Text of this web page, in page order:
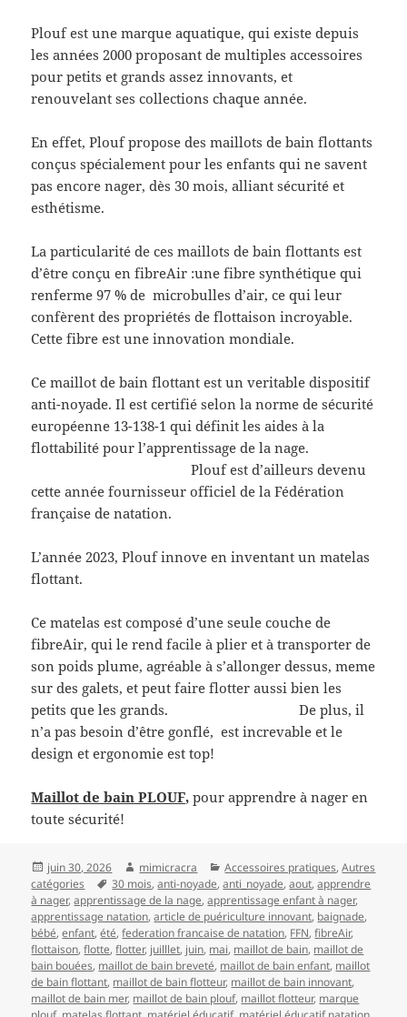
Plouf est une marque aquatique, qui existe depuis
les années 2000 proposant de multiples accessoires
pour petits et grands assez innovants, et
renouvelant ses collections chaque année.
En effet, Plouf propose des maillots de bain flottants
conçus spécialement pour les enfants qui ne savent
pas encore nager, dès 30 mois, alliant sécurité et
esthétisme.
La particularité de ces maillots de bain flottants est
d’être conçu en fibreAir :une fibre synthétique qui
renferme 97 % de microbulles d’air, ce qui leur
confèrent des propriétés de flottaison incroyable.
Cette fibre est une innovation mondiale.
Ce maillot de bain flottant est un veritable dispositif
anti-noyade. Il est certifié selon la norme de sécurité
européenne 13-138-1 qui définit les aides à la
flottabilité pour l’apprentissage de la nage.
Plouf est d’ailleurs devenu
cette année fournisseur officiel de la Fédération
française de natation.
L’année 2023, Plouf innove en inventant un matelas
flottant.
Ce matelas est composé d’une seule couche de
fibreAir, qui le rend facile à plier et à transporter de
son poids plume, agréable à s’allonger dessus, meme
sur des galets, et peut faire flotter aussi bien les
petits que les grands. De plus, il
n’a pas besoin d’être gonflé, est increvable et le
design et ergonomie est top!
Maillot de bain PLOUF, pour apprendre à nager en
toute sécurité!
Publié
le
juin 30, 2026 Auteur
mimicracra Catégories
Accessoires pratiques,Autres
catégories
Mots-
clés
30 mois,anti-noyade,anti_noyade,aout,apprendre
à nager,apprentissage de la nage,apprentissage enfant à nager,
apprentissage natation,article de puériculture innovant, baignade,
bébé,enfant,été,federation francaise de natation, FFN,fibreAir,
flottaison,flotte,flotter, juilllet, juin, mai, maillot de bain, maillot de
bain bouées, maillot de bain breveté, maillot de bain enfant, maillot
de bain flottant, maillot de bain flotteur, maillot de bain innovant,
maillot de bain mer, maillot de bain plouf, maillot flotteur, marque